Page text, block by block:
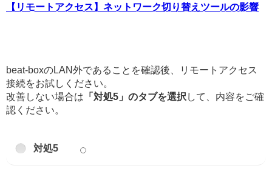
【リモートアクセス】ネットワーク切り替えツールの影響
beat-boxのLAN外であることを確認後、リモートアクセス
接続をお試しください。
改善しない場合は 「対処5」のタブを選択 して、内容をご確
認ください。
対処5